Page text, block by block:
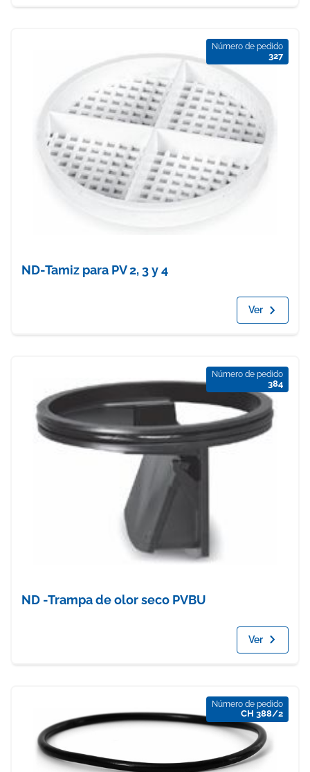
Número de pedido
327
ND-Tamiz para PV 2, 3 y 4
Ver
Número de pedido
384
ND -Trampa de olor seco PVBU
Ver
Número de pedido
CH 388/2